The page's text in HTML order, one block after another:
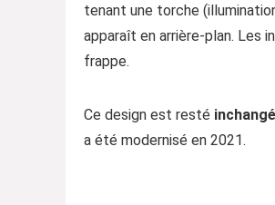
tenant une torche
apparaît en arrière-plan. Les
frappe.
Ce design est resté
a été modernisé en 2021.